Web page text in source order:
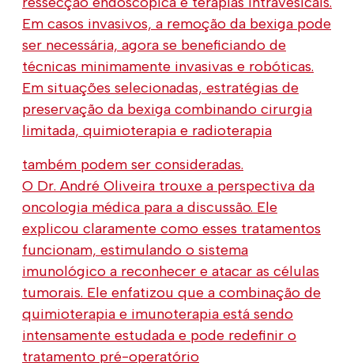
Em casos invasivos, a remoção da bexiga pode
ser necessária, agora se beneficiando de
técnicas minimamente invasivas e robóticas.
Em situações selecionadas, estratégias de
preservação da bexiga combinando cirurgia
limitada, quimioterapia e radioterapia
também podem ser consideradas.
O Dr. André Oliveira trouxe a perspectiva da
oncologia médica para a discussão. Ele
explicou claramente como esses tratamentos
funcionam, estimulando o sistema
imunológico a reconhecer e atacar as células
tumorais. Ele enfatizou que a combinação de
quimioterapia e imunoterapia está sendo
intensamente estudada e pode redefinir o
tratamento pré-operatório